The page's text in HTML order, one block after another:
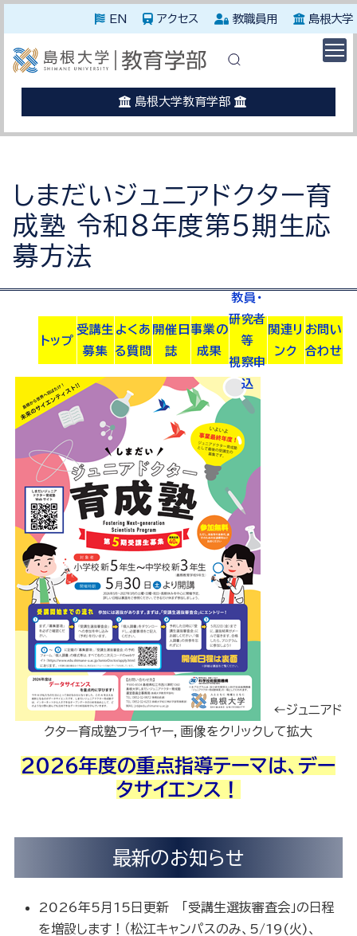
EN アクセス 教職員用 島根大学
休講に関する情報はこちらを確認してください。
災害発生時はこちらを確認してください。
しまだいジュニアドクター育
成塾 令和8年度第5期生応
募方法
トップ
受講生
募集
よくあ
る質問
開催日
誌
事業の
成果
教員・
研究者
等
視察申
込
関連リ
ンク
お問い
合わせ
←ジュニアド
クター育成塾フライヤー，画像をクリックして拡大
2026年度の重点指導テーマは、デー
タサイエンス！
最新のお知らせ
2026年5月15日更新 「受講生選抜審査会」の日程
を増設します！（松江キャンパスのみ、5/19(火)、